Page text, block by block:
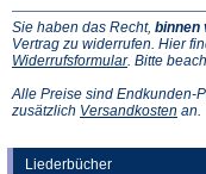
Liederbücher
Sie haben das Recht, binnen
Vertrag zu widerrufen. Hier
Widerrufsformular(Öffnet
einem
neuen
. Bitte
Alle Preise sind Endkunden-
zusätzlich Versandkosten an.